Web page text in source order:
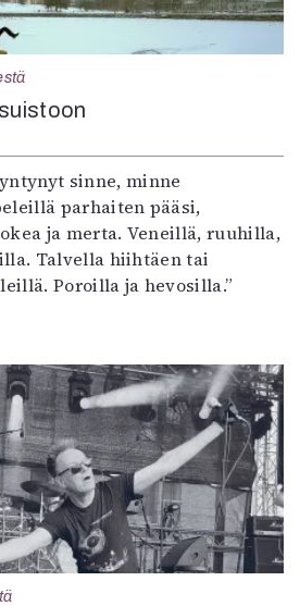
sinne, minne
parhaiten pääsi,
ja merta. Veneillä, ruuhilla,
Talvella hiihtäen tai
Poroilla ja hevosilla.”